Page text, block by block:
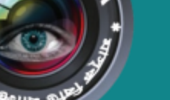
ডিএনসি নোয়াখালী কর্তৃক বিপুল পরিমান
ইয়াবা উদ্ধার
ডিএনসি যশোর কর্তৃক ৩০ হাজার পিস